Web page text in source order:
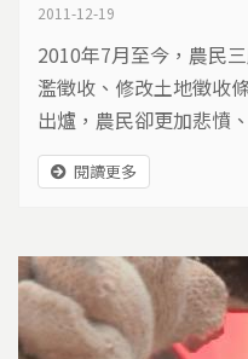
2011-12-19
2010年7月至今，農民
濫徵收、修改土地徵收
出爐，農民卻更加悲憤
麼問題？要求保留家園
閱讀更多